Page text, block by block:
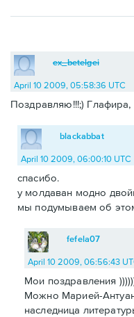
ex_betelgei
April 10 2009, 05:58:36 UTC
Поздравляю!!!;) Глафира,
blackabbat
April 10 2009, 06:00:10 UTC
спасибо.
у молдаван модно
мы подумываем об
fefela07
April 10 2009, 06:56:43
Мои поздравления
Можно Марией-
наследница